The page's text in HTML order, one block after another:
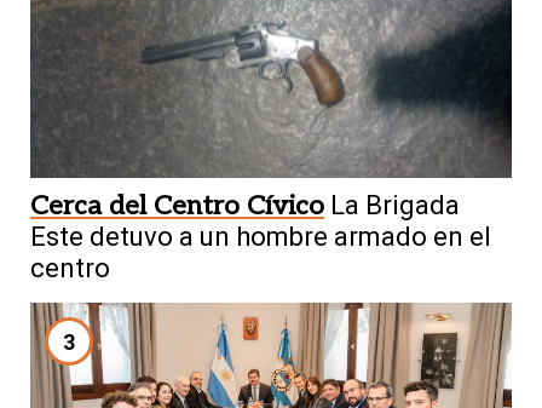
Cerca del Centro Cívico La Brigada
Este detuvo a un hombre armado en el
centro
3